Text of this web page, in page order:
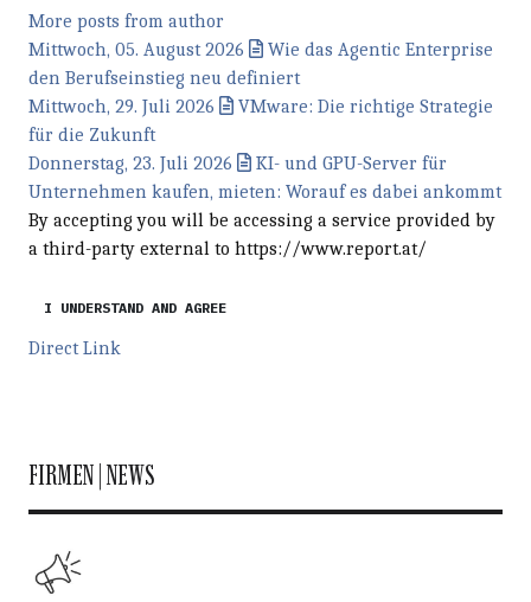
More posts from author
Mittwoch, 05. August 2026
Wie das Agentic Enterprise
den Berufseinstieg neu definiert
Mittwoch, 29. Juli 2026
VMware: Die richtige Strategie
für die Zukunft
Donnerstag, 23. Juli 2026
KI- und GPU-Server für
Unternehmen kaufen, mieten: Worauf es dabei ankommt
By accepting you will be accessing a service provided by
a third-party external to https://www.report.at/
I UNDERSTAND AND AGREE
Direct Link
FIRMEN | NEWS